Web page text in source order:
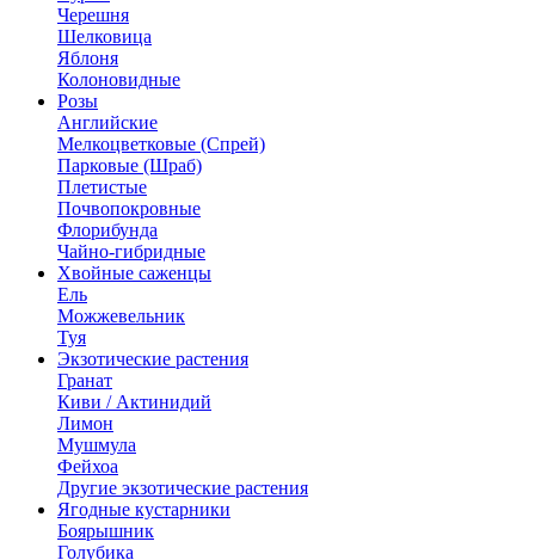
Черешня
Шелковица
Яблоня
Колоновидные
Розы
Английские
Мелкоцветковые (Спрей)
Парковые (Шраб)
Плетистые
Почвопокровные
Флорибунда
Чайно-гибридные
Хвойные саженцы
Ель
Можжевельник
Туя
Экзотические растения
Гранат
Киви / Актинидий
Лимон
Мушмула
Фейхоа
Другие экзотические растения
Ягодные кустарники
Боярышник
Голубика